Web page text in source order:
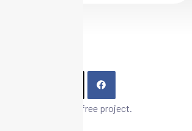
SHUBE – A paper free project.